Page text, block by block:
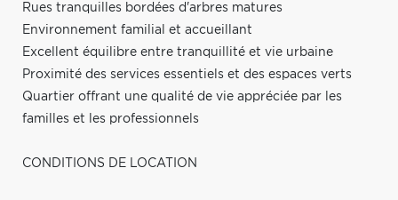
Rues tranquilles bordées d'arbres matures
Environnement familial et accueillant
Excellent équilibre entre tranquillité et vie urbaine
Proximité des services essentiels et des espaces verts
Quartier offrant une qualité de vie appréciée par les
familles et les professionnels
CONDITIONS DE LOCATION